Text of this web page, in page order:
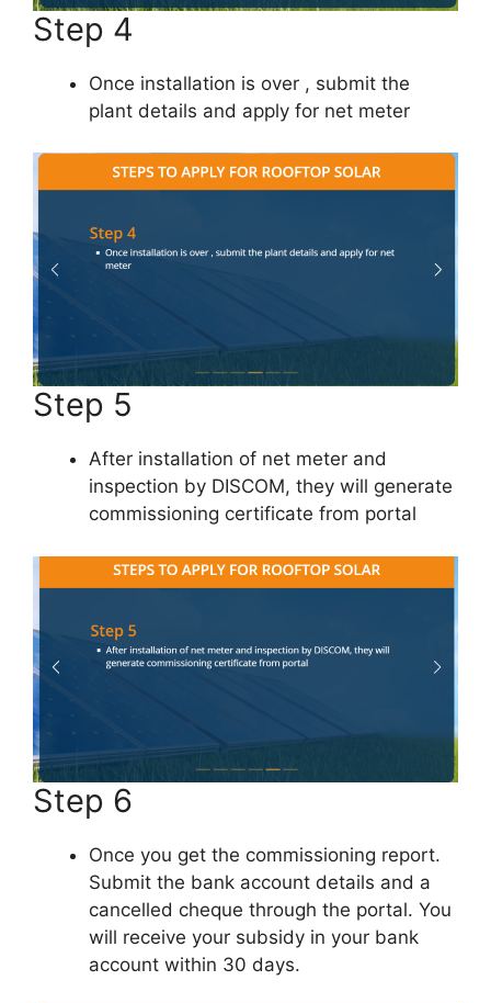
Step 4
Once installation is over , submit the
plant details and apply for net meter
Step 5
After installation of net meter and
inspection by DISCOM, they will generate
commissioning certificate from portal
Step 6
Once you get the commissioning report.
Submit the bank account details and a
cancelled cheque through the portal. You
will receive your subsidy in your bank
account within 30 days.